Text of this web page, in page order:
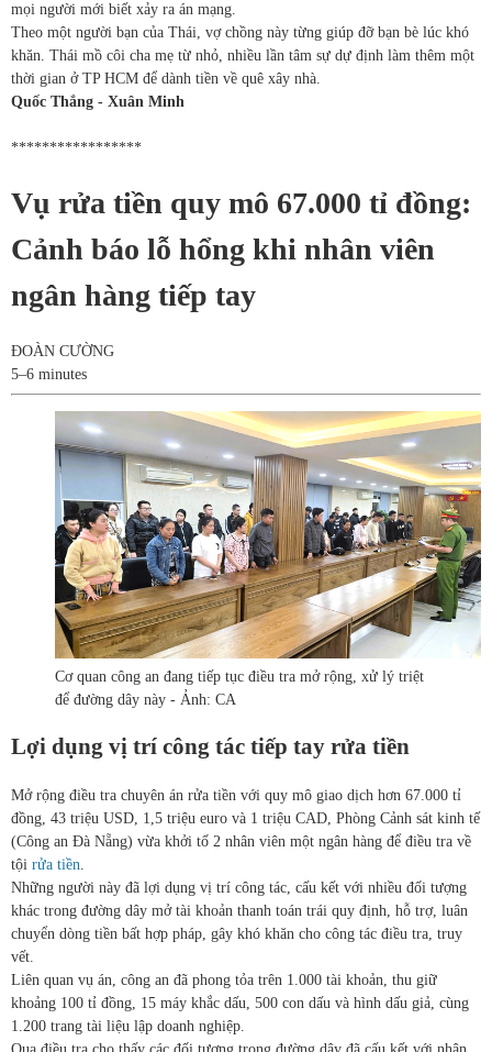
mọi người mới biết xảy ra án mạng.
Theo một người bạn của Thái, vợ chồng này từng giúp đỡ bạn bè lúc khó
khăn. Thái mồ côi cha mẹ từ nhỏ, nhiều lần tâm sự dự định làm thêm một
thời gian ở TP HCM để dành tiền về quê xây nhà.
Quốc Thắng - Xuân Minh
*****************
Vụ rửa tiền quy mô 67.000 tỉ đồng:
Cảnh báo lỗ hổng khi nhân viên
ngân hàng tiếp tay
ĐOÀN CƯỜNG
5–6 minutes
Cơ quan công an đang tiếp tục điều tra mở rộng, xử lý triệt
để đường dây này - Ảnh: CA
Lợi dụng vị trí công tác tiếp tay rửa tiền
Mở rộng điều tra chuyên án rửa tiền với quy mô giao dịch hơn 67.000 tỉ
đồng, 43 triệu USD, 1,5 triệu euro và 1 triệu CAD, Phòng Cảnh sát kinh tế
(Công an Đà Nẵng) vừa khởi tố 2 nhân viên một ngân hàng để điều tra về
tội rửa tiền
Những người này đã lợi dụng vị trí công tác, cấu kết với nhiều đối tượng
khác trong đường dây mở tài khoản thanh toán trái quy định, hỗ trợ, luân
chuyển dòng tiền bất hợp pháp, gây khó khăn cho công tác điều tra, truy
vết.
Liên quan vụ án, công an đã phong tỏa trên 1.000 tài khoản, thu giữ
khoảng 100 tỉ đồng, 15 máy khắc dấu, 500 con dấu và hình dấu giả, cùng
1.200 trang tài liệu lập doanh nghiệp.